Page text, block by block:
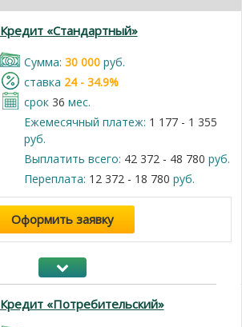
Кредит «Стандартный»
Cумма: 30 000руб.
cтавка 24 - 34.9%
срок 36 мес.
Ежемесячный платеж: 1 177 - 1 355
руб.
Выплатить всего: 42 372 - 48 780 руб.
Переплата: 12 372 - 18 780 руб.
Оформить заявку
Кредит «Потребительский»